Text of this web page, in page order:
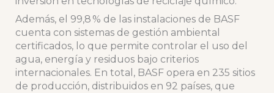
Además, el 99,8 % de las instalaciones de BASF
cuenta con sistemas de gestión ambiental
certificados, lo que permite controlar el uso del
agua, energía y residuos bajo criterios
internacionales. En total, BASF opera en 235 sitios
de producción, distribuidos en 92 países, que